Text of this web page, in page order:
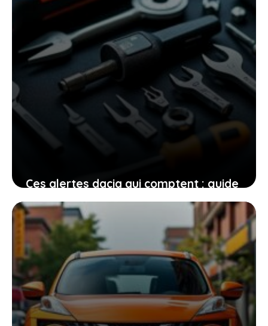
Ces alertes dacia qui comptent : guide
complet pour vous accompagner en
2026
8 juin 2026